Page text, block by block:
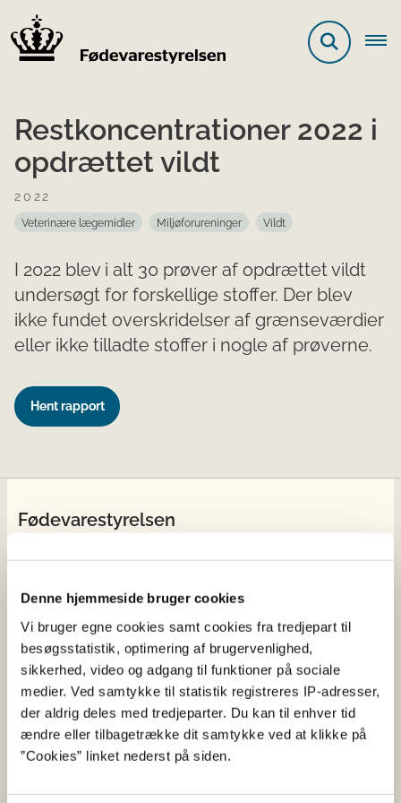
Denne hjemmeside bruger cookies
Vi bruger egne cookies samt cookies fra tredjepart til
besøgsstatistik, optimering af brugervenlighed,
sikkerhed, video og adgang til funktioner på sociale
medier. Ved samtykke til statistik registreres IP-adresser,
der aldrig deles med tredjeparter. Du kan til enhver tid
ændre eller tilbagetrække dit samtykke ved at klikke på
”Cookies” linket nederst på siden.
Restkoncentrationer 2022 i
opdrættet vildt
2022
Veterinære lægemidler Miljøforureninger Vildt
I 2022 blev i alt 30 prøver af opdrættet vildt
undersøgt for forskellige stoffer. Der blev
ikke fundet overskridelser af grænseværdier
eller ikke tilladte stoffer i nogle af prøverne.
Hent rapport
Fødevarestyrelsen
fødevarekæden fra jord til bord med fokus på
dyresundhed og sikker, sund mad. Vi står bag De
officielle Kostråd og smileykontroller, som du kender
fra cafeer, restauranter og supermarkeder.
Kontakt
Fødevarestyrelsen
2600 Glostrup